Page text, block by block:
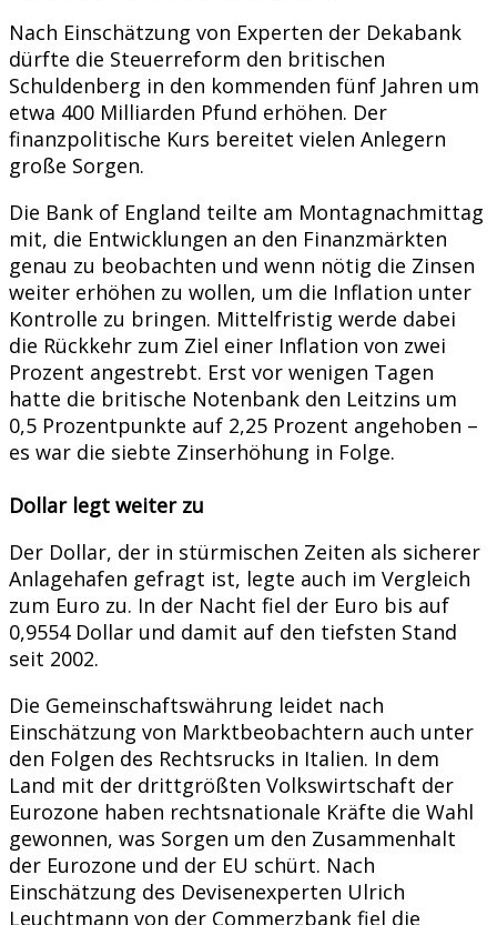
Nach Einschätzung von Experten der Dekabank
dürfte die Steuerreform den britischen
Schuldenberg in den kommenden fünf Jahren um
etwa 400 Milliarden Pfund erhöhen. Der
finanzpolitische Kurs bereitet vielen Anlegern
große Sorgen.
Die Bank of England teilte am Montagnachmittag
mit, die Entwicklungen an den Finanzmärkten
genau zu beobachten und wenn nötig die Zinsen
weiter erhöhen zu wollen, um die Inflation unter
Kontrolle zu bringen. Mittelfristig werde dabei
die Rückkehr zum Ziel einer Inflation von zwei
Prozent angestrebt. Erst vor wenigen Tagen
hatte die britische Notenbank den Leitzins um
0,5 Prozentpunkte auf 2,25 Prozent angehoben –
es war die siebte Zinserhöhung in Folge.
Dollar legt weiter zu
Der Dollar, der in stürmischen Zeiten als sicherer
Anlagehafen gefragt ist, legte auch im Vergleich
zum Euro zu. In der Nacht fiel der Euro bis auf
0,9554 Dollar und damit auf den tiefsten Stand
seit 2002.
Die Gemeinschaftswährung leidet nach
Einschätzung von Marktbeobachtern auch unter
den Folgen des Rechtsrucks in Italien. In dem
Land mit der drittgrößten Volkswirtschaft der
Eurozone haben rechtsnationale Kräfte die Wahl
gewonnen, was Sorgen um den Zusammenhalt
der Eurozone und der EU schürt. Nach
Einschätzung des Devisenexperten Ulrich
Leuchtmann von der Commerzbank fiel die